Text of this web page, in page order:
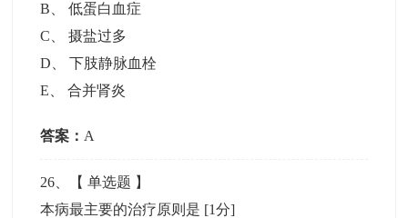
B 、低蛋白血症
C 、摄盐过多
D 、下肢静脉血栓
E 、合并肾炎
答案： A
26 、【单选题 】
本病最主要的治疗原则是 [1分]